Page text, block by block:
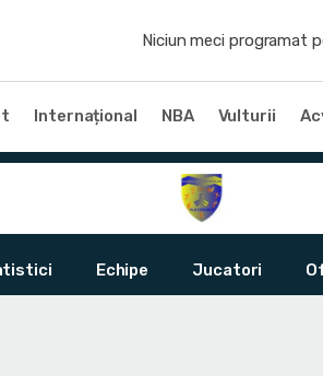
Niciun meci programat
Internațional NBA Vulturii
Echipe Jucatori